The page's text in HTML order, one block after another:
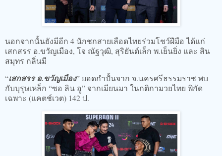
นอกจากนั้นยังมีอีก 4 นักชกสายเลือดไทยร่วมโชว์ฝีมือ ได้แก่
เสกสรร อ.ขวัญเมือง, โจ ณัฐวุฒิ, สุริยันต์เล็ก พ.เย็นยิ่ง และ สิน
สมุทร กลิ่นมี
“เสกสรร อ.ขวัญเมือง” ยอดกำปั้นจาก จ.นครศรีธรรมราช พบ
กับบุรุษเหล็ก “ซอ ลิน อู” จากเมียนมา ในกติกามวยไทย พิกัด
เฉพาะ (แคตช์เวต) 142 ป.